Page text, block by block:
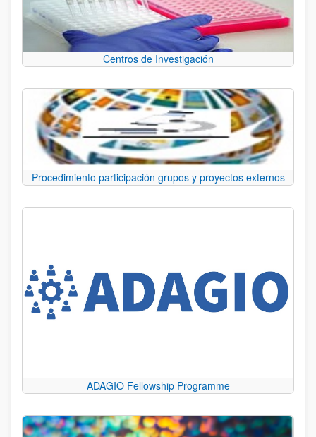
Centros de Investigación
Procedimiento participación grupos y proyectos externos
ADAGIO Fellowship Programme